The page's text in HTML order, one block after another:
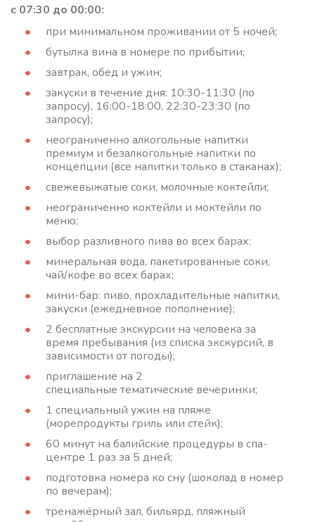
с 07:30 до 00:00:
при минимальном проживании от 5 ночей;
бутылка вина в номере по прибытии;
завтрак, обед и ужин;
закуски в течение дня: 10:30-11:30 (по
запросу), 16:00-18:00, 22:30-23:30 (по
запросу);
неограниченно алкогольные напитки
премиум и безалкогольные напитки по
концепции (все напитки только в стаканах);
свежевыжатые соки, молочные коктейли;
неограниченно коктейли и моктейли по
меню;
выбор разливного пива во всех барах;
минеральная вода, пакетированные соки,
чай/кофе во всех барах;
мини-бар: пиво, прохладительные напитки,
закуски (ежедневное пополнение);
2 бесплатные экскурсии на человека за
время пребывания (из списка экскурсий, в
зависимости от погоды);
приглашение на 2
специальные тематические вечеринки;
1 специальный ужин на пляже
(морепродукты гриль или стейк);
60 минут на балийские процедуры в спа-
центре 1 раз за 5 дней;
подготовка номера ко сну (шоколад в номер
по вечерам);
тренажёрный зал, бильярд, пляжный